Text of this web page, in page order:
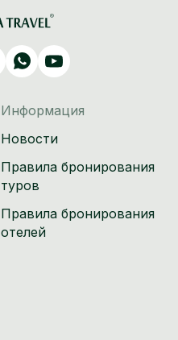
Информация
Новости
Правила бронирования
туров
Правила бронирования
отелей